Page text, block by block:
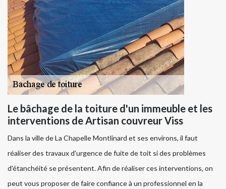
Le bâchage de la toiture d'un immeuble et les
interventions de Artisan couvreur Viss
Dans la ville de La Chapelle Montlinard et ses environs, il faut
réaliser des travaux d'urgence de fuite de toit si des problèmes
d'étanchéité se présentent. Afin de réaliser ces interventions, on
peut vous proposer de faire confiance à un professionnel en la